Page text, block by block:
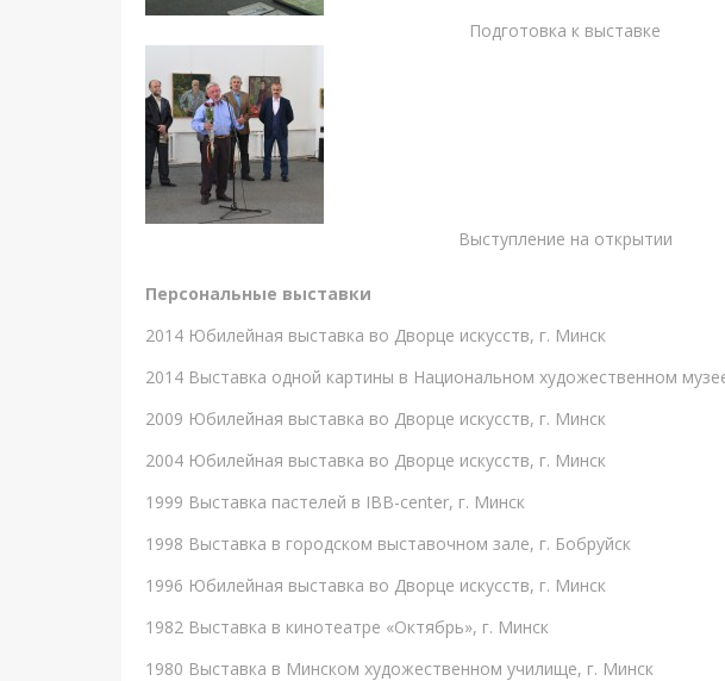
Подготовка к выставке
Выступление на открытии
Персональные выставки
2014 Юбилейная выставка во Дворце искусств, г. Минск
2014 Выставка одной картины в Национальном художественном
2009 Юбилейная выставка во Дворце искусств, г. Минск
2004 Юбилейная выставка во Дворце искусств, г. Минск
1999 Выставка пастелей в IBB-center, г. Минск
1998 Выставка в городском выставочном зале, г. Бобруйск
1996 Юбилейная выставка во Дворце искусств, г. Минск
1982 Выставка в кинотеатре «Октябрь», г. Минск
1980 Выставка в Минском художественном училище, г. Минск